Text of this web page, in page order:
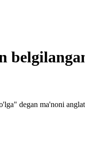
degan ma'noni